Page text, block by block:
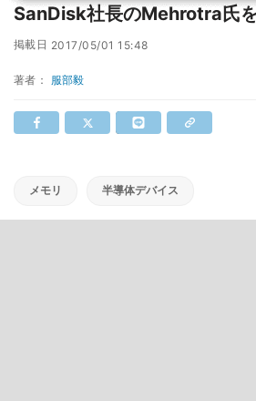
SanDisk社長のMehrotra氏
掲載日 2017/05/01 15:48
著者： 服部毅
メモリ 半導体デバイス